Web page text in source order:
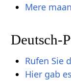
Mere
Deutsch-
Rufen Sie
Hier gab